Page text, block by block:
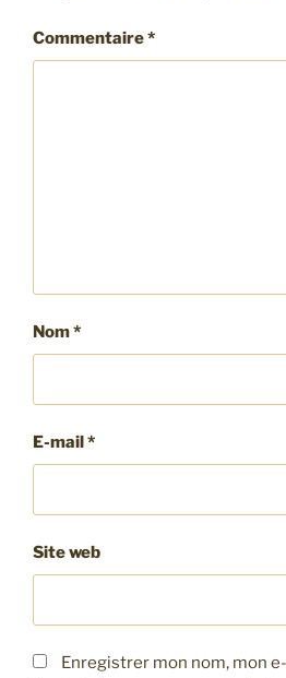
Commentaire*
Nom*
E-mail *
Site web
Enregistrer mon nom, mon